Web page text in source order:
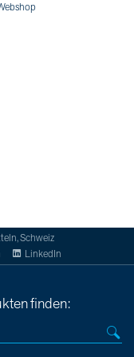
Schweiz
LinkedIn
finden: